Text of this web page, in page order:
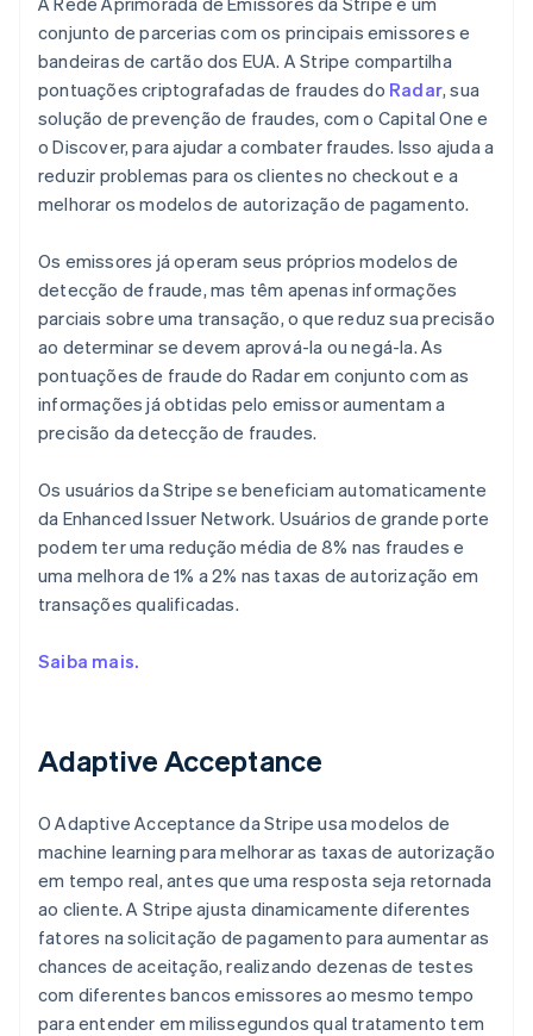
conjunto de parcerias com os principais emissores e
bandeiras de cartão dos EUA. A Stripe compartilha
pontuações criptografadas de fraudes do Radar, sua
solução de prevenção de fraudes, com o Capital One e
o Discover, para ajudar a combater fraudes. Isso ajuda a
reduzir problemas para os clientes no checkout e a
melhorar os modelos de autorização de pagamento.
Os emissores já operam seus próprios modelos de
detecção de fraude, mas têm apenas informações
parciais sobre uma transação, o que reduz sua precisão
ao determinar se devem aprová-la ou negá-la. As
pontuações de fraude do Radar em conjunto com as
informações já obtidas pelo emissor aumentam a
precisão da detecção de fraudes.
Os usuários da Stripe se beneficiam automaticamente
da Enhanced Issuer Network. Usuários de grande porte
podem ter uma redução média de 8% nas fraudes e
uma melhora de 1% a 2% nas taxas de autorização em
transações qualificadas.
Saiba mais.
Adaptive Acceptance
O Adaptive Acceptance da Stripe usa modelos de
machine learning para melhorar as taxas de autorização
em tempo real, antes que uma resposta seja retornada
ao cliente. A Stripe ajusta dinamicamente diferentes
fatores na solicitação de pagamento para aumentar as
chances de aceitação, realizando dezenas de testes
com diferentes bancos emissores ao mesmo tempo
para entender em milissegundos qual tratamento tem